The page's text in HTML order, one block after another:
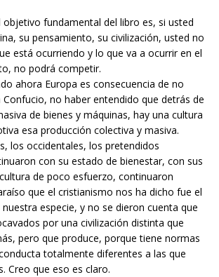
fundamental del libro es, si usted
su pensamiento, su civilización, usted no
está ocurriendo y lo que va a ocurrir en el
no podrá competir.
ahora Europa es consecuencia de no
no haber entendido que detrás de
de bienes y máquinas, hay una cultura
esa producción colectiva y masiva.
los occidentales, los pretendidos
con su estado de bienestar, con sus
de poco esfuerzo, continuaron
que el cristianismo nos ha dicho fue el
especie, y no se dieron cuenta que
por una civilización distinta que
pero que produce, porque tiene normas
totalmente diferentes a las que
Creo que eso es claro.